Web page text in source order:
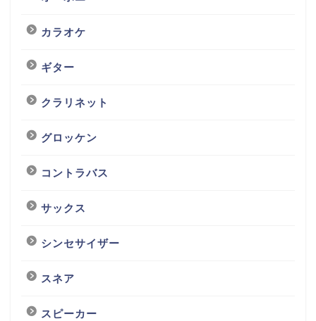
カラオケ
ギター
クラリネット
グロッケン
コントラバス
サックス
シンセサイザー
スネア
スピーカー